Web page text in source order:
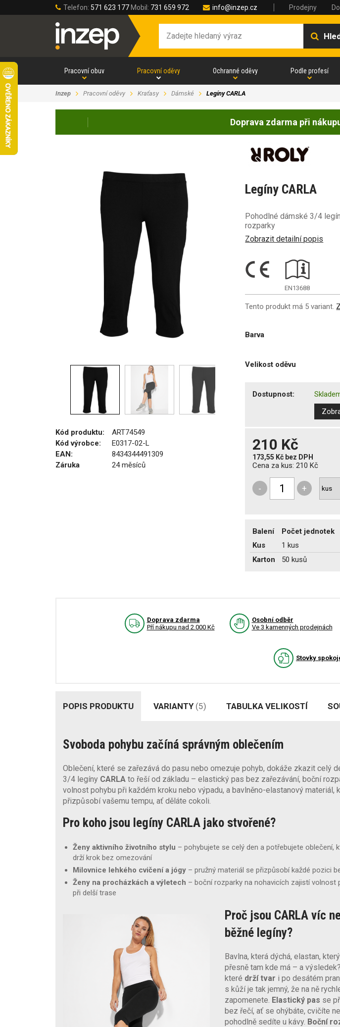
Telefon: 571 623 177 Mobil: 731 659 972 info@inzep.cz Prodejny
Pracovní obuv Pracovní oděvy Ochranné oděvy Podle profesí
Inzep Pracovní oděvy Kraťasy Dámské Legíny CARLA
Doprava zdarma při
Kód produktu:
ART74549
Kód výrobce:
E0317-02-L
EAN:
8434344491309
Záruka
24 měsíců
Legíny CARLA
Pohodlné dámské 3/4
rozparky
Zobrazit detailní popis
EN13688
Tento produkt má 5 variant.
Barva
Velikost oděvu
Dostupnost:
210 Kč
173,55 Kč bez DPH
Cena za kus:210 Kč
- +
Balení Počet jednotek
Kus
1 kus
Karton
50 kusů
Doprava zdarma
Pří nákupu nad 2.000 Kč
Osobní odběr
Ve 3 kamenných prodejnách
Stovky
POPIS PRODUKTU VARIANTY (5) TABULKA VELIKOSTÍ
Svoboda pohybu začíná správným oblečením
Oblečení, které se zařezává do pasu nebo omezuje pohyb, dokáže zkazit celý
3/4 legíny CARLA to řeší od základu – elastický pas bez zařezávání, boční
volnost pohybu při každém kroku nebo výpadu, a bavlněno-elastanový materiál,
přizpůsobí vašemu tempu, ať děláte cokoli.
Pro koho jsou legíny CARLA jako stvořené?
Ženy aktivního životního stylu – pohybujete se celý den a potřebujete oblečení,
drží krok bez omezování
Milovnice lehkého cvičení a jógy – pružný materiál se přizpůsobí každé pozici
Ženy na procházkách a výletech – boční rozparky na nohavicích zajistí volnost
při delší trase
Proč jsou CARLA víc
běžné legíny?
Bavlna, která dýchá, elastan,
přesně tam kde má – a výsledek?
které drží tvar i po desátém
s kůží je tak jemný, že na ně
zapomenete. Elastický pas se
bez řečí, ať se ohýbáte, cvičíte
pohodlně sedíte u kávy. Boční